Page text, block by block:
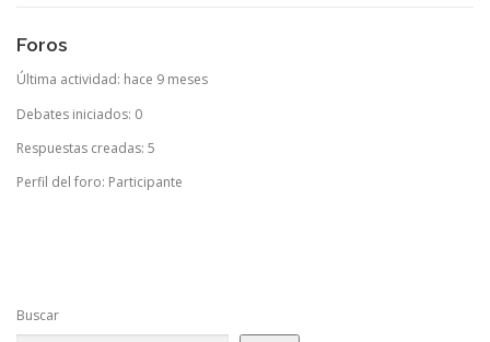
Foros
Última actividad: hace 9 meses
Debates iniciados: 0
Respuestas creadas: 5
Perfil del foro: Participante
Buscar